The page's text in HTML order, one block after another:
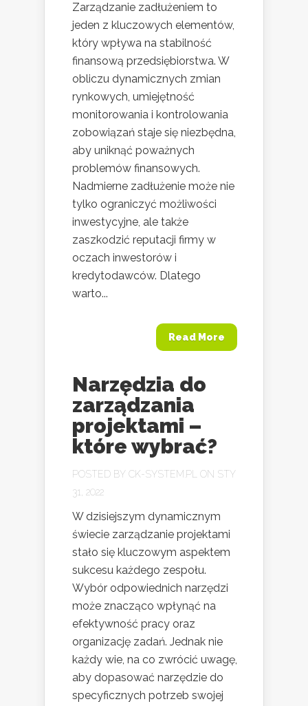
Zarządzanie zadłużeniem to
jeden z kluczowych elementów,
który wpływa na stabilność
finansową przedsiębiorstwa. W
obliczu dynamicznych zmian
rynkowych, umiejętność
monitorowania i kontrolowania
zobowiązań staje się niezbędna,
aby uniknąć poważnych
problemów finansowych.
Nadmierne zadłużenie może nie
tylko ograniczyć możliwości
inwestycyjne, ale także
zaszkodzić reputacji firmy w
oczach inwestorów i
kredytodawców. Dlatego
warto...
Read More
Narzędzia do
zarządzania
projektami –
które wybrać?
POSTED BY CK-SYSTEM.PL ON STY
31, 2022
W dzisiejszym dynamicznym
świecie zarządzanie projektami
stało się kluczowym aspektem
sukcesu każdego zespołu.
Wybór odpowiednich narzędzi
może znacząco wpłynąć na
efektywność pracy oraz
organizację zadań. Jednak nie
każdy wie, na co zwrócić uwagę,
aby dopasować narzędzie do
specyficznych potrzeb swojej